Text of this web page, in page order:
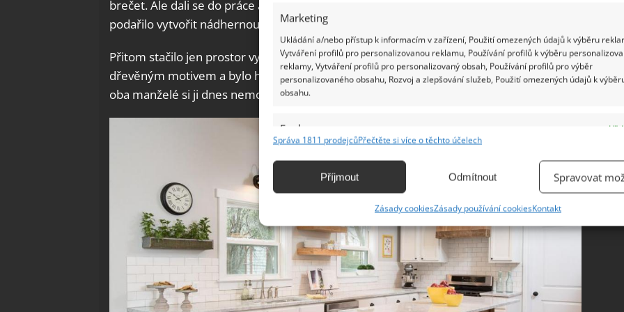
Marketing
Ukládání a/nebo přístup k informacím v zařízení, Použití omezených údajů k výběru
Vytváření profilů pro personalizovanou reklamu, Používání profilů k výběru
reklamy, Vytváření profilů pro personalizovaný obsah, Používání profilů pro výběr
personalizovaného obsahu, Rozvoj a zlepšování služeb, Použití omezených údajů k
obsahu.
Funkce
Identifikace zařízení na základě automaticky přenášených informací.
základě aktivně vyžádaných informací.
Zajištění bezpečnosti, předcházení a zjišťování podvodů a
odstraňování chyb, Poskytování a zobrazování reklamy a obsahu,
Ukládání a sdělování voleb ochrany osobních údajů.
Správa 1811 prodejcůPřečtěte si více o těchto účelech
Příjmout Odmítnout Spravovat
Zásady cookiesZásady používání cookiesKontakt
brečet. Ale dali se do práce a po několika měsících se jim s pomocí architektů a dělníků
podařilo vytvořit nádhernou světlou kuchyni.
Přitom stačilo jen prostor vyklidit, nově vymalovat a zkombinovat bílou s přírodním
dřevěným motivem a bylo hotovo. Celková cena kuchyně vůbec nebyla tak vysoká a
oba manželé si ji dnes nemohou vynachválit.